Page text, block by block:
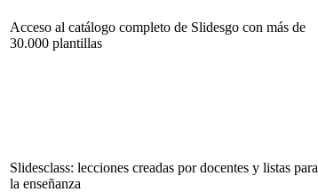
Acceso al catálogo completo de Slidesgo con más de
30.000 plantillas
Slidesclass: lecciones creadas por docentes y listas para
la enseñanza